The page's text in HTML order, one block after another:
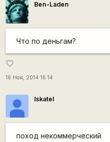
Ben-Laden
Что по деньгам?
favorite_border
16 Ноя, 2014 16:14
Iskatel
поход некоммерческий